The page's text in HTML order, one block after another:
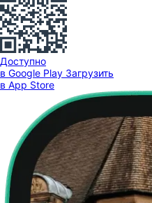
Доступно
в Google Play Загрузить
в App Store